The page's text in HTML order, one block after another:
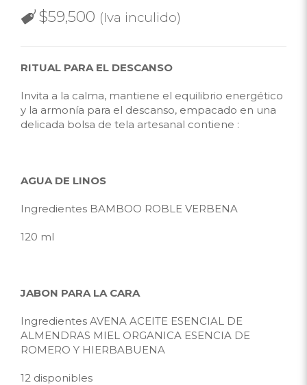
$59,500 (Iva inculido)
RITUAL PARA EL DESCANSO
Invita a la calma, mantiene el equilibrio energético
y la armonía para el descanso, empacado en una
delicada bolsa de tela artesanal contiene :
AGUA DE LINOS
Ingredientes BAMBOO ROBLE VERBENA
120 ml
JABON PARA LA CARA
Ingredientes AVENA ACEITE ESENCIAL DE
ALMENDRAS MIEL ORGANICA ESENCIA DE
ROMERO Y HIERBABUENA
12 disponibles